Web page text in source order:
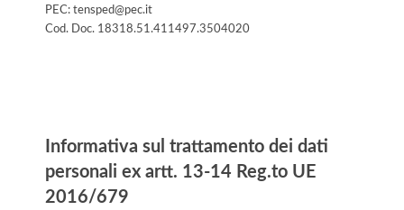
PEC: tensped@pec.it
Cod. Doc. 18318.51.411497.3504020
Informativa sul trattamento dei dati
personali ex artt. 13-14 Reg.to UE
2016/679